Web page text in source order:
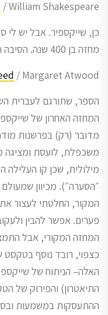
/ William Shakespeare
כן, שייקספיר. אבל יש
מחזה בן 400 שנה. הסיבה היא הספר השני שקראתי, להלן–
/ Margaret Atwood
הספר, שתורגם לעברית
מדובר (רק) בפרשנות
משכפלת, לועסת ומציגה
מילולית, שכן קו העלילה
״הסערה״). מכיוון
פערים. אפשר להבין
המחזה המקורי, אבל
כצפוי, רובד נוסף בטקסט
האלה– הניתוח של
התיאטרון) והפירוק של
ההתעסקות במשמעות